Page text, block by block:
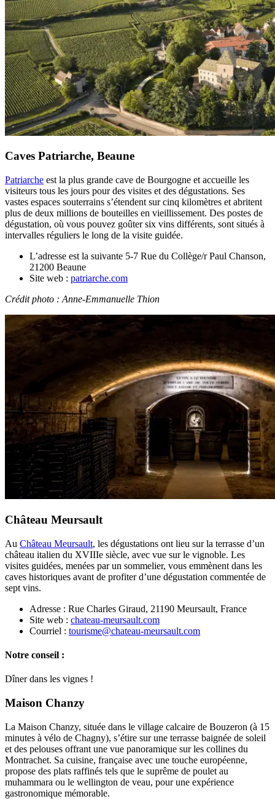
Caves Patriarche, Beaune
Patriarche est la plus grande cave de Bourgogne et accueille les
visiteurs tous les jours pour des visites et des dégustations. Ses
vastes espaces souterrains s’étendent sur cinq kilomètres et abritent
plus de deux millions de bouteilles en vieillissement. Des postes de
dégustation, où vous pouvez goûter six vins différents, sont situés à
intervalles réguliers le long de la visite guidée.
L’adresse est la suivante 5-7 Rue du Collège/r Paul Chanson,
21200 Beaune
Site web : patriarche.com
Crédit photo : Anne-Emmanuelle Thion
Château Meursault
Au Château Meursault, les dégustations ont lieu sur la terrasse d’un
château italien du XVIIIe siècle, avec vue sur le vignoble. Les
visites guidées, menées par un sommelier, vous emmènent dans les
caves historiques avant de profiter d’une dégustation commentée de
sept vins.
Adresse : Rue Charles Giraud, 21190 Meursault, France
Site web : chateau-meursault.com
Courriel : tourisme@chateau-meursault.com
Notre conseil :
Dîner dans les vignes !
Maison Chanzy
La Maison Chanzy, située dans le village calcaire de Bouzeron (à 15
minutes à vélo de Chagny), s’étire sur une terrasse baignée de soleil
et des pelouses offrant une vue panoramique sur les collines du
Montrachet. Sa cuisine, française avec une touche européenne,
propose des plats raffinés tels que le suprême de poulet au
muhammara ou le wellington de veau, pour une expérience
gastronomique mémorable.